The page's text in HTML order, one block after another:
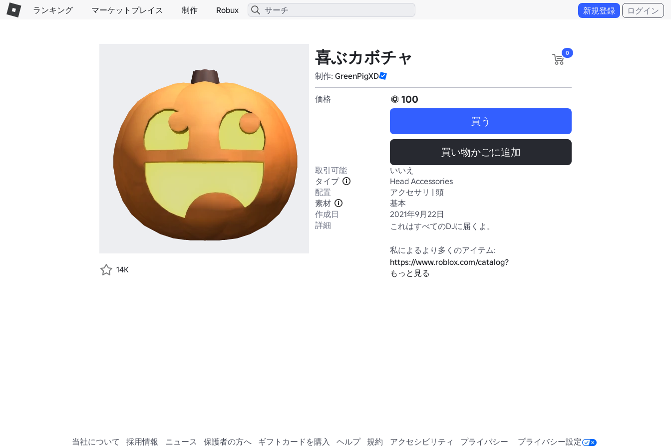
ランキング マーケットプレイス 制作 Robux 新規登録 ログイン
喜ぶカボチャ
制作: GreenPigXD
0
価格
100
買う
買い物かごに追加
取引可能
いいえ
タイプ
Head Accessories
配置
アクセサリ | 頭
素材
基本
作成日
2021年9月22日
詳細
これはすべてのDJに届くよ。
https://www.roblox.com/catalog?
Category=11&Subcategory=19&CreatorName=GreenPigXD&SortType=3
もっと見る
14K
当社について 採用情報 ニュース 保護者の方へ ギフトカードを購入 ヘルプ 規約 アクセシビリティ プライバシー プライバシー設定